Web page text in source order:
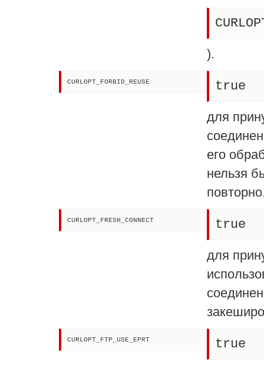
).
CURLOPT_FORBID_REUSE true
для
его
нельзя
CURLOPT_FRESH_CONNECT true
для
CURLOPT_FTP_USE_EPRT true